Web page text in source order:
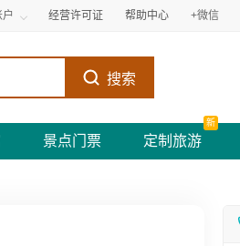
经营许可证 帮助中心 +微信
搜索
景点门票 定制旅游
新